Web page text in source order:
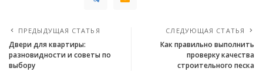
ПРЕДЫДУЩАЯ СТАТЬЯ
Двери для квартиры:
разновидности и советы по
выбору
СЛЕДУЮЩАЯ СТАТЬЯ
Как правильно выполнить
проверку качества
строительного песка